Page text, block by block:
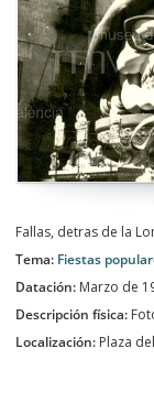
Fallas, detras de la
Tema: Fiestas
Datación: Marzo de
Descripción física:
Localización: Plaza